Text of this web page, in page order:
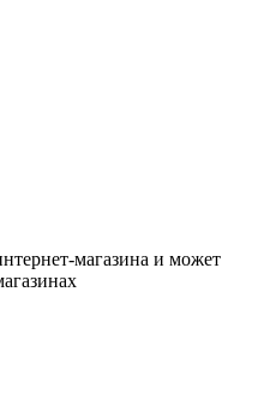
магазина и может